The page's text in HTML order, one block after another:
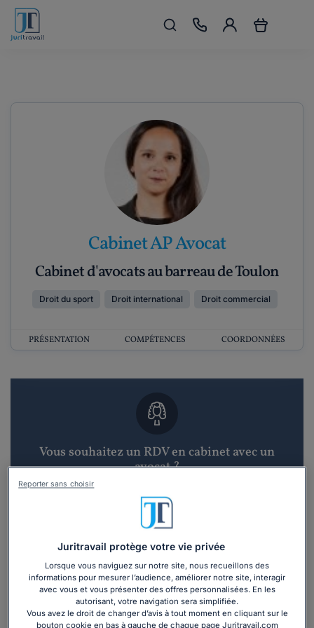
Cabinet AP Avocat
Cabinet d'avocats au barreau de Toulon
Droit du sport Droit international Droit commercial
PRÉSENTATION COMPÉTENCES COORDONNÉES
Vous souhaitez un RDV en cabinet avec un
avocat ?
Recevoir des devis d'avocats
Juritravail protège votre vie privée
Lorsque vous naviguez sur notre site, nous recueillons des
informations pour mesurer l’audience, améliorer notre site, interagir
avec vous et vous présenter des offres personnalisées. En les
autorisant, votre navigation sera simplifiée.
Vous avez le droit de changer d’avis à tout moment en cliquant sur le
bouton cookie en bas à gauche de chaque page Juritravail.com
Reporter sans choisir